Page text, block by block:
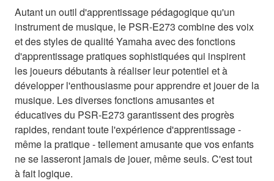
Autant un outil d'apprentissage pédagogique qu'un
instrument de musique, le PSR-E273 combine des voix
et des styles de qualité Yamaha avec des fonctions
d'apprentissage pratiques sophistiquées qui inspirent
les joueurs débutants à réaliser leur potentiel et à
développer l'enthousiasme pour apprendre et jouer de la
musique. Les diverses fonctions amusantes et
éducatives du PSR-E273 garantissent des progrès
rapides, rendant toute l'expérience d'apprentissage -
même la pratique - tellement amusante que vos enfants
ne se lasseront jamais de jouer, même seuls. C'est tout
à fait logique.